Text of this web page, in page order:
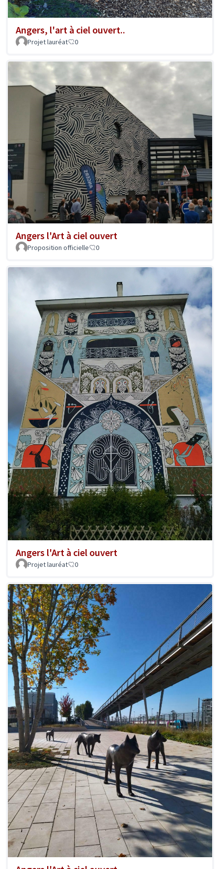
Angers, l'art à ciel ouvert..
Projet lauréat 0
Angers l'Art à ciel ouvert
Proposition officielle 0
Angers l'Art à ciel ouvert
Projet lauréat 0